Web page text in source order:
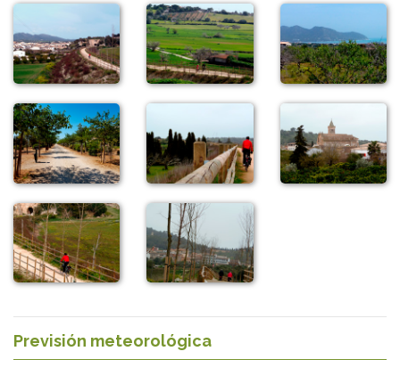
Previsión meteorológica